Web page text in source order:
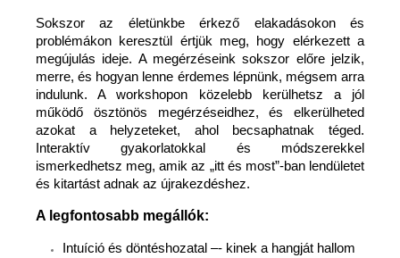
Sokszor az életünkbe érkező elakadásokon és
problémákon keresztül értjük meg, hogy elérkezett a
megújulás ideje. A megérzéseink sokszor előre jelzik,
merre, és hogyan lenne érdemes lépnünk, mégsem arra
indulunk. A workshopon közelebb kerülhetsz a jól
működő ösztönös megérzéseidhez, és elkerülheted
azokat a helyzeteket, ahol becsaphatnak téged.
Interaktív gyakorlatokkal és módszerekkel
ismerkedhetsz meg, amik az „itt és most”-ban lendületet
és kitartást adnak az újrakezdéshez.
A legfontosabb megállók:
Intuíció és döntéshozatal –- kinek a hangját hallom